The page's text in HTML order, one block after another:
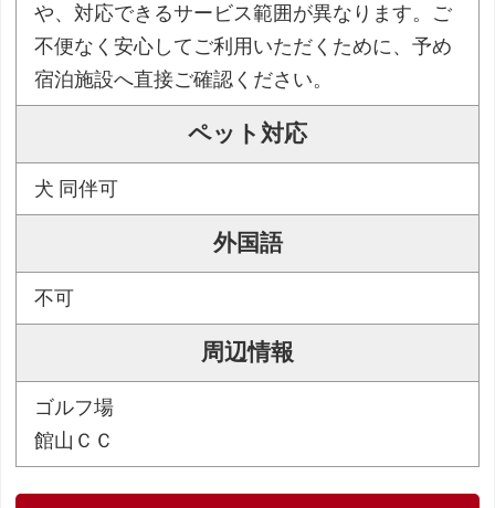
や、対応できるサービス範囲が異なります。ご
不便なく安心してご利用いただくために、予め
宿泊施設へ直接ご確認ください。
ペット対応
犬 同伴可
外国語
不可
周辺情報
ゴルフ場
館山ＣＣ